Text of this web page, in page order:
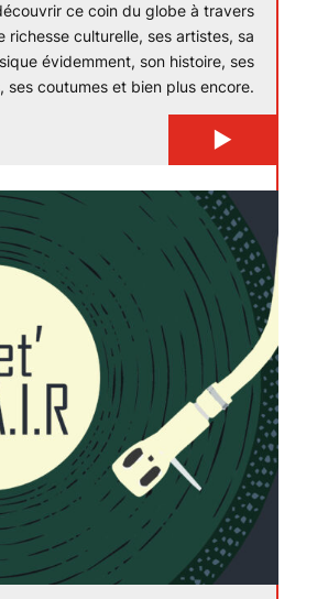
ce coin du globe à travers
richesse culturelle, ses artistes, sa
évidemment, son histoire, ses
ses coutumes et bien plus encore.
▶